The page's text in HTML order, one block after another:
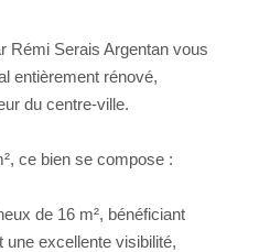
Rémi Serais Argentan vous
entièrement rénové,
du centre-ville.
ce bien se compose :
de 16 m², bénéficiant
une excellente visibilité,